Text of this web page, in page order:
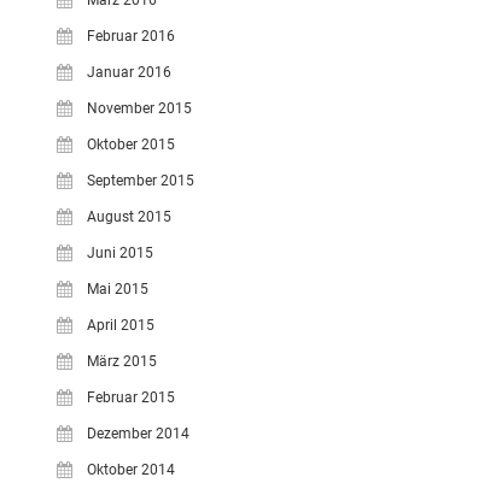
Februar 2016
Januar 2016
November 2015
Oktober 2015
September 2015
August 2015
Juni 2015
Mai 2015
April 2015
März 2015
Februar 2015
Dezember 2014
Oktober 2014